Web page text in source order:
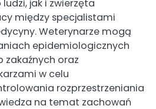
jak i zwierzęta
między specjalistami
Weterynarze mogą
epidemiologicznych
oraz
w celu
rozprzestrzeniania
na temat zachowań